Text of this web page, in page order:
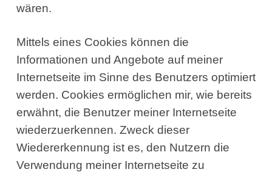
wären.
Mittels eines Cookies können die
Informationen und Angebote auf meiner
Internetseite im Sinne des Benutzers optimiert
werden. Cookies ermöglichen mir, wie bereits
erwähnt, die Benutzer meiner Internetseite
wiederzuerkennen. Zweck dieser
Wiedererkennung ist es, den Nutzern die
Verwendung meiner Internetseite zu